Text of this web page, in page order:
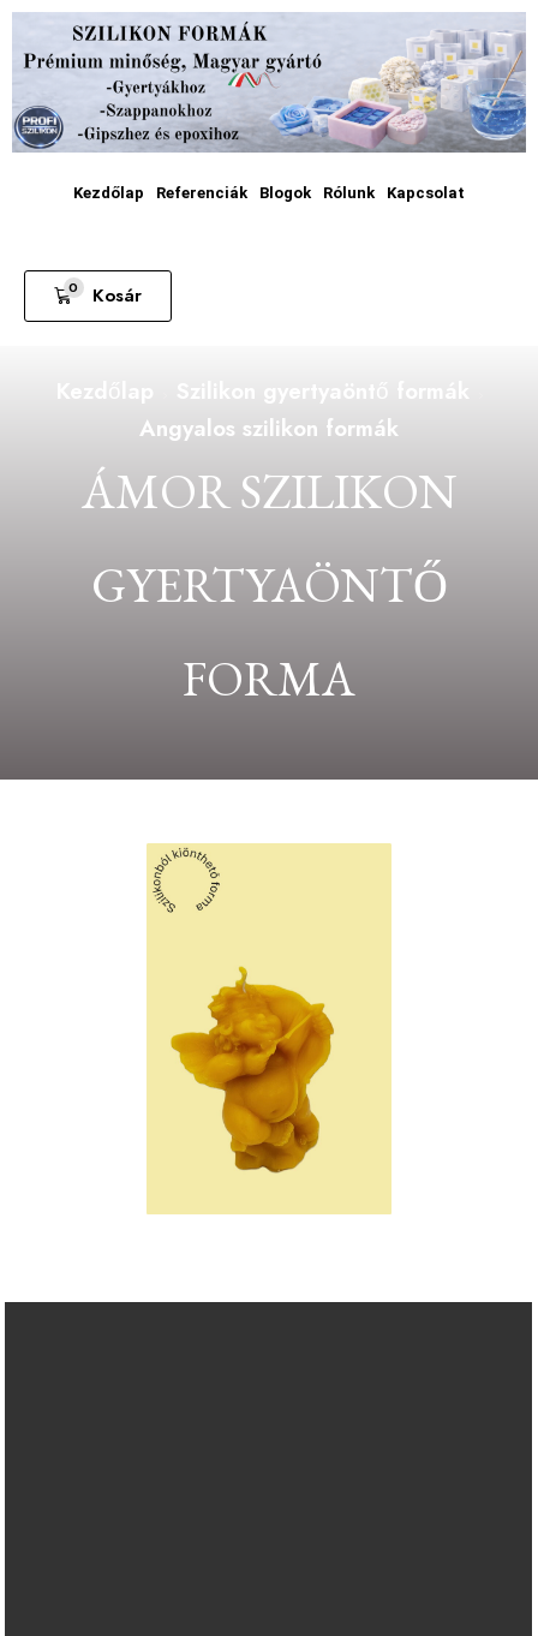
Kezdőlap Referenciák Blogok Rólunk Kapcsolat
0 Kosár
Kezdőlap
Szilikon gyertyaöntő formák
Angyalos szilikon formák
ÁMOR SZILIKON
GYERTYAÖNTŐ
FORMA